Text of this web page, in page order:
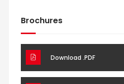
Brochures
Download .PDF